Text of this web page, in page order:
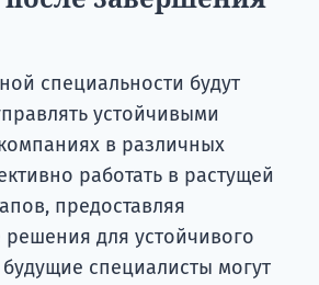
специальности будут
устойчивыми
в различных
работать в растущей
предоставляя
для устойчивого
специалисты могут